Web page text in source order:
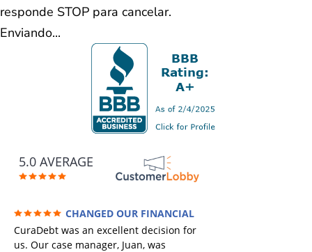
responde STOP para cancelar.
Enviando...
5.0 AVERAGE
CHANGED OUR FINANCIAL
FUTURE (credit 200 Points / 90 K in debt
GONE)
CuraDebt was an excellent decision for
us. Our case manager, Juan, was